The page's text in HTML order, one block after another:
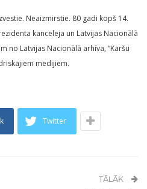
Neaizmirstie. 80 gadi kopš 14.
kanceleja un Latvijas Nacionālā
no Latvijas Nacionālā arhīva, “Karšu
medijiem.
Twitter
TĀLĀK